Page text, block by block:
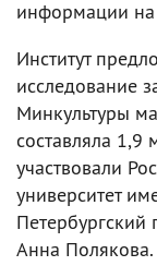
информации на
Институт
исследование
Минкультуры
составляла 1,9
участвовали
университет
Петербургский
Анна Полякова.